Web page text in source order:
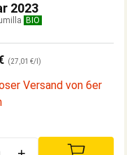
2023
BIO
(27,01 €/l)
Versand von 6er